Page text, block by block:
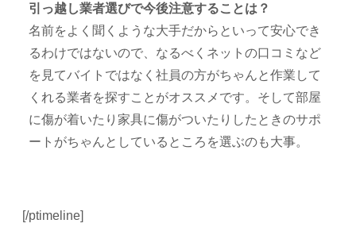
引っ越し業者選びで今後注意することは？
名前をよく聞くような大手だからといって安心でき
るわけではないので、なるべくネットの口コミなど
を見てバイトではなく社員の方がちゃんと作業して
くれる業者を探すことがオススメです。そして部屋
に傷が着いたり家具に傷がついたりしたときのサポ
ートがちゃんとしているところを選ぶのも大事。
[/ptimeline]